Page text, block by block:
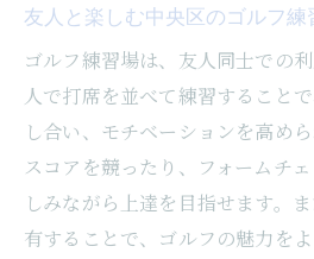
友人と楽しむ中央区のゴルフ練
ゴルフ練習場は、友人同士での
人で打席を並べて練習すること
し合い、モチベーションを高め
スコアを競ったり、フォームチ
しみながら上達を目指せます。
有することで、ゴルフの魅力を